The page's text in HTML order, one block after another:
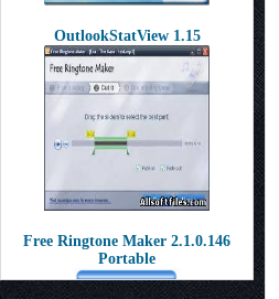
OutlookStatView 1.15
Free Ringtone Maker 2.1.0.146
Portable